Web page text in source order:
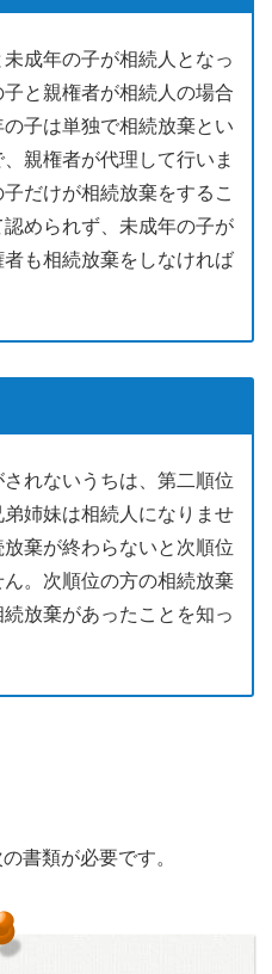
成年の子が相続人となっ
と親権者が相続人の場合
子は単独で相続放棄とい
親権者が代理して行いま
だけが相続放棄をするこ
められず、未成年の子が
も相続放棄をしなければ
れないうちは、第二順位
姉妹は相続人になりませ
棄が終わらないと次順位
。次順位の方の相続放棄
放棄があったことを知っ
書類が必要です。